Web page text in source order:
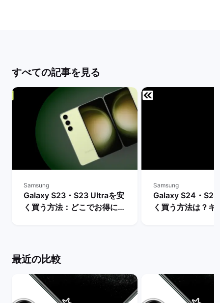
すべての記事を見る
Samsung
Galaxy S23・S23 Ultraを安
く買う方法：どこでお得に購
Samsung
Galaxy S24・
く買う方法は？キ
最近の比較